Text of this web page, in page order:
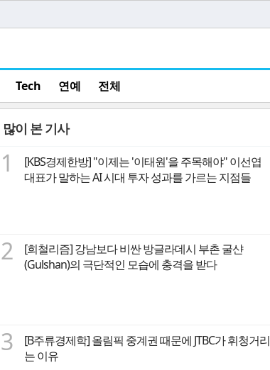
Tech 연예 전체
많이 본 기사
1
[KBS경제한방] "이제는 '이태원'을 주목해야" 이선엽
대표가 말하는 AI 시대 투자 성과를 가르는 지점들
2
[희철리즘] 강남보다 비싼 방글라데시 부촌 굴샨
(Gulshan)의 극단적인 모습에 충격을 받다
3
[B주류경제학] 올림픽 중계권 때문에 JTBC가 휘청거리
는 이유